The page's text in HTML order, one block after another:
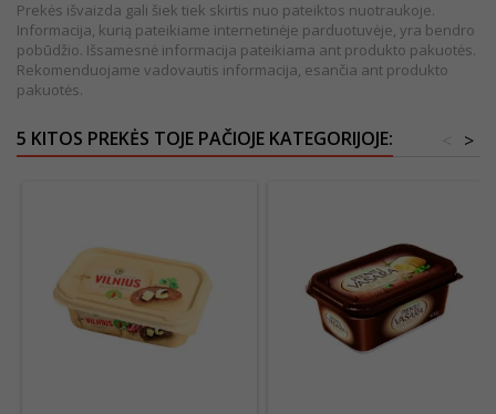
Prekės išvaizda gali šiek tiek skirtis nuo pateiktos nuotraukoje.
Informacija, kurią pateikiame internetinėje parduotuvėje, yra bendro
pobūdžio. Išsamesnė informacija pateikiama ant produkto pakuotės.
Rekomenduojame vadovautis informacija, esančia ant produkto
pakuotės.
5 KITOS PREKĖS TOJE PAČIOJE KATEGORIJOJE: >